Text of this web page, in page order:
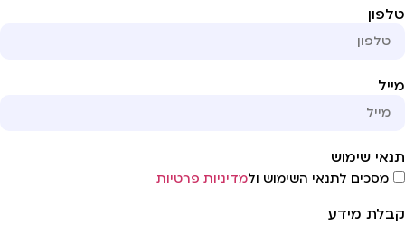
שימוש
מסכים לתנאי השימוש ולמדיניות פרטיות
מידע